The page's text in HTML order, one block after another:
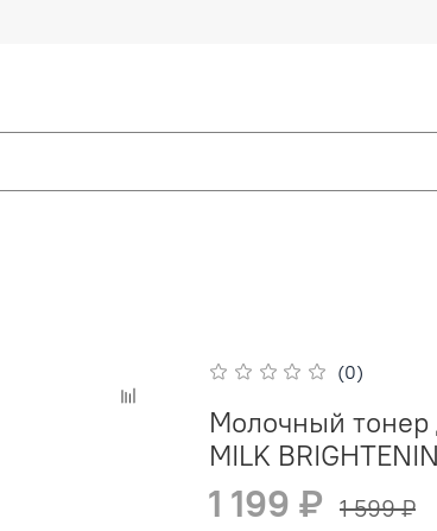
(0)
Молочный тонер
MILK
1 199 ₽ 1 599 ₽